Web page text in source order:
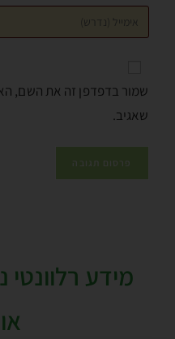
שמור בדפדפן זה את השם,
שאגיב.
מידע רלוונטי